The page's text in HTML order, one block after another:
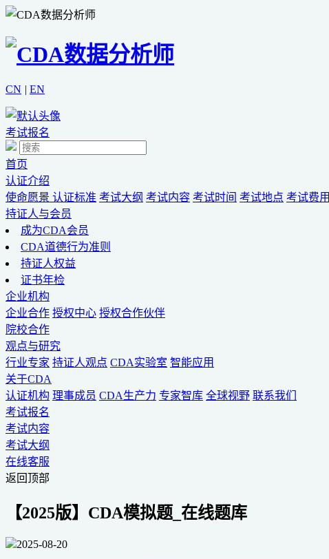
CN | EN
考试报名
首页
认证介绍
使命愿景 认证标准 考试大纲 考试内容 考试时间 考试地点 考试费用
持证人与会员
成为CDA会员
CDA道德行为准则
持证人权益
证书年检
企业机构
企业合作 授权中心 授权合作伙伴
院校合作
观点与研究
行业专家 持证人观点 CDA实验室 智能应用
关于CDA
认证机构 理事成员 CDA生产力 专家智库 全球视野 联系我们
考试报名
考试内容
考试大纲
在线客服
返回顶部
【2025版】CDA模拟题_在线题库
2025-08-20